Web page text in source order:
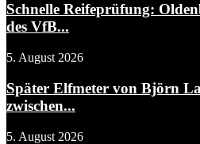
Schnelle Reifeprüfung:
des VfB...
5. August 2026
Später Elfmeter von Björn
zwischen...
5. August 2026